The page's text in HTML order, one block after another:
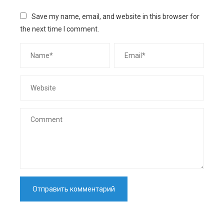
Save my name, email, and website in this browser for
the next time I comment.